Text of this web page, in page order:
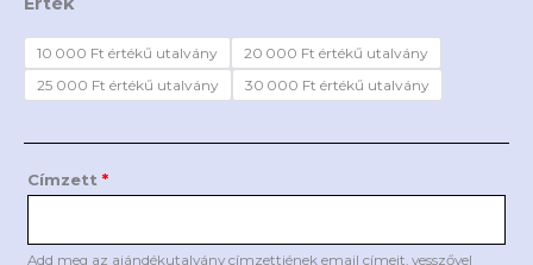
10 000 Ft értékű utalvány
20 000 Ft értékű utalvány
25 000 Ft értékű utalvány
30 000 Ft értékű utalvány
Címzett *
Add meg az ajándékutalvány címzettjének email címeit, vesszővel